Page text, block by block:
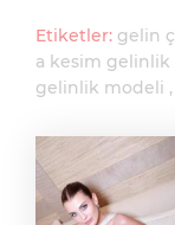
Etiketler: gelin
a kesim gelinlik
gelinlik modeli